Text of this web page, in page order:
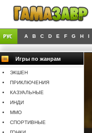
A B C D E F G H I
Игры по жанрам
ЭКШЕН
ПРИКЛЮЧЕНИЯ
КАЗУАЛЬНЫЕ
ИНДИ
MMO
СПОРТИВНЫЕ